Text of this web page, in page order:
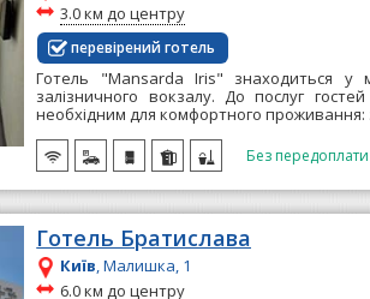
~
3.0 км до центру
перевірений готель
Готель "Mansarda Iris" знаходиться у
залізничного вокзалу. До послуг
необхідним для комфортного проживання:
Без
Готель Братислава
Київ, Малишка, 1
~
6.0 км до центру